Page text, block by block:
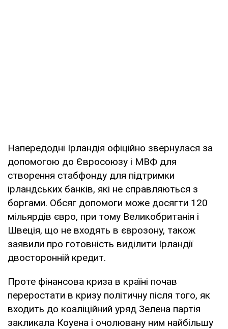
Напередодні Ірландія офіційно звернулася за
допомогою до Євросоюзу і МВФ для
створення стабфонду для підтримки
ірландських банків, які не справляються з
боргами. Обсяг допомоги може досягти 120
мільярдів євро, при тому Великобританія і
Швеція, що не входять в єврозону, також
заявили про готовність виділити Ірландії
двосторонній кредит.
Проте фінансова криза в країні почав
переростати в кризу політичну після того, як
входить до коаліційний уряд Зелена партія
закликала Коуена і очолювану ним найбільшу